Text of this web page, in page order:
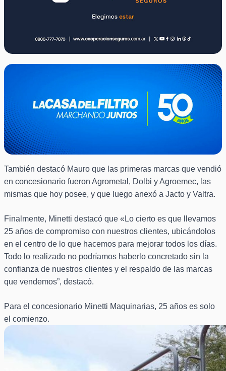
También destacó Mauro que las primeras marcas que vendió
en concesionario fueron Agrometal, Dolbi y Agroemec, las
mismas que hoy posee, y que luego anexó a Jacto y Valtra.
Finalmente, Minetti destacó que «Lo cierto es que llevamos
25 años de compromiso con nuestros clientes, ubicándolos
en el centro de lo que hacemos para mejorar todos los días.
Todo lo realizado no podríamos haberlo concretado sin la
confianza de nuestros clientes y el respaldo de las marcas
que vendemos”, destacó.
Para el concesionario Minetti Maquinarias, 25 años es solo
el comienzo.